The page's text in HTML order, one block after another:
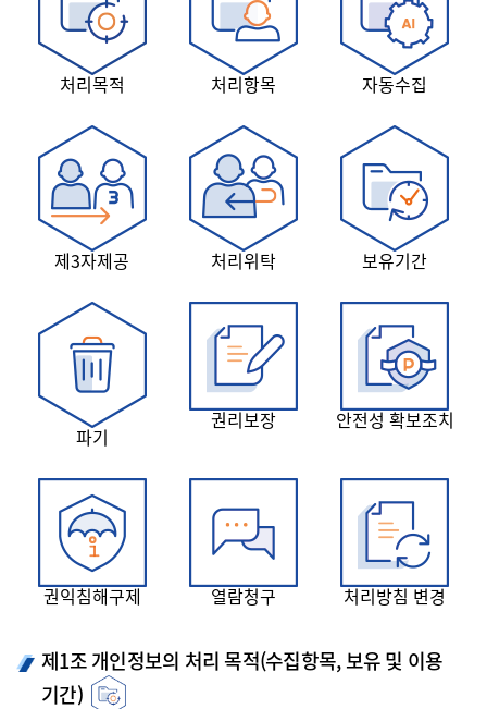
처리목적 처리항목 자동수집
제3자제공 처리위탁 보유기간
파기
권리보장 안전성 확보조치
권익침해구제 열람청구 처리방침 변경
제1조 개인정보의 처리 목적(수집항목, 보유 및 이용
기간)